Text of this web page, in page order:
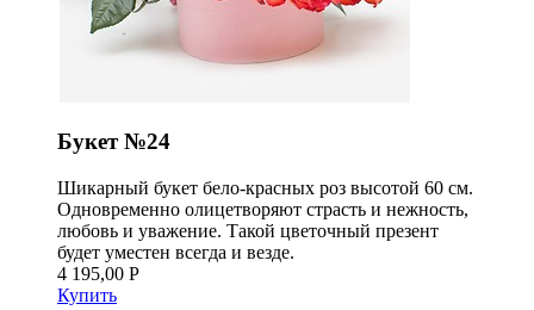
Букет №24
Шикарный букет бело-красных роз высотой 60 см.
Одновременно олицетворяют страсть и нежность,
любовь и уважение. Такой цветочный презент
будет уместен всегда и везде.
4 195,00 Р
Купить